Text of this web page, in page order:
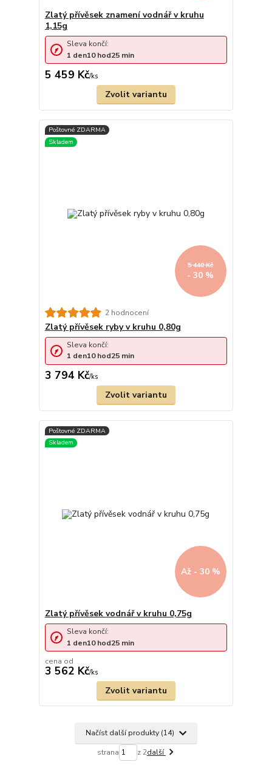
Zlatý přívěsek znamení vodnář v kruhu
1,15g
5 459 Kč/ks
Sleva končí:
1 den10hod25 min
Zvolit variantu
5 440 Kč
- 30 %
2 hodnocení
Zlatý přívěsek ryby v kruhu 0,80g
3 794 Kč/ks
Sleva končí:
1 den10hod25 min
Zvolit variantu
Až - 30 %
Zlatý přívěsek vodnář v kruhu 0,75g
cena od
3 562 Kč/ks
Sleva končí:
1 den10hod25 min
Zvolit variantu
Načíst další produkty (14)
strana z 2další